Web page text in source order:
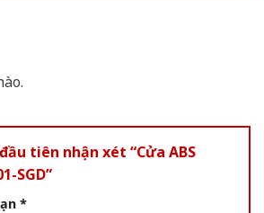
tiên nhận xét “Cửa ABS
SGD”
*